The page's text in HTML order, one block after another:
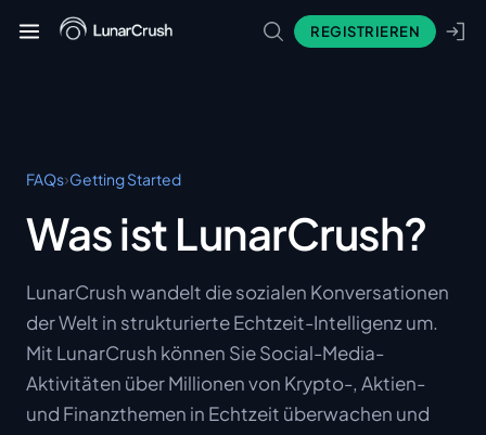
REGISTRIEREN
FAQs›Getting Started
Was ist LunarCrush?
LunarCrush wandelt die sozialen Konversationen
der Welt in strukturierte Echtzeit-Intelligenz um.
Mit LunarCrush können Sie Social-Media-
Aktivitäten über Millionen von Krypto-, Aktien-
und Finanzthemen in Echtzeit überwachen und